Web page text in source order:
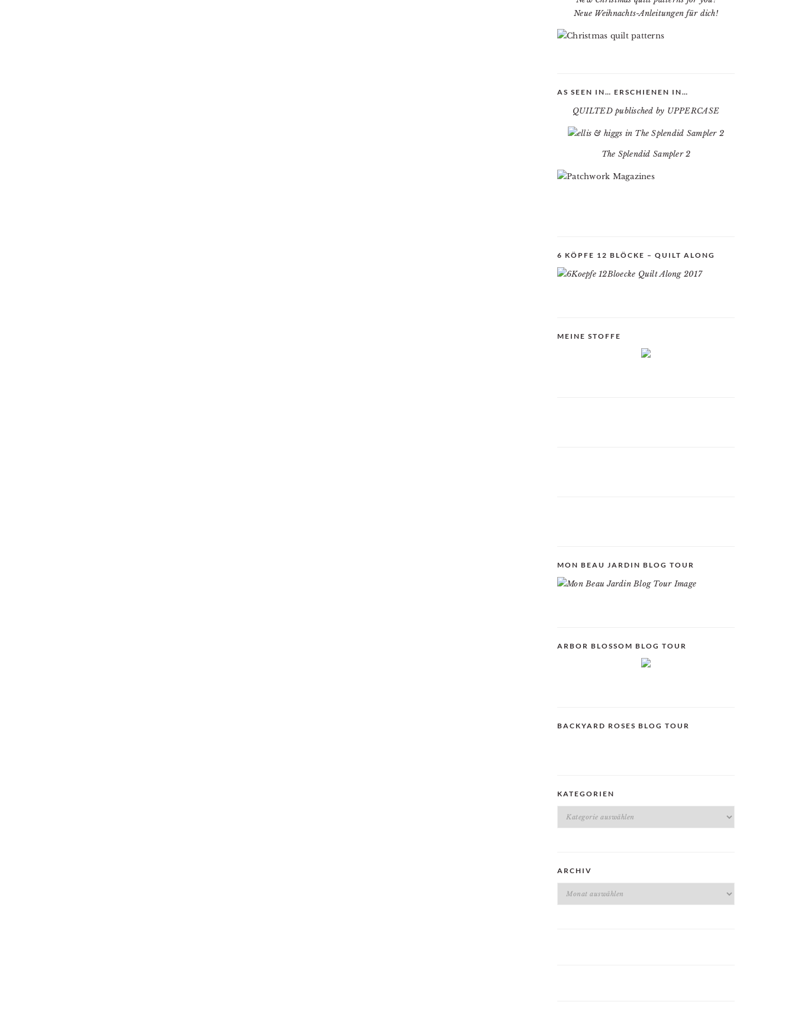
Neue Weihnachts-Anleitungen für dich!
AS SEEN IN… ERSCHIENEN IN…
QUILTED publisched by UPPERCASE
The Splendid Sampler 2
6 KÖPFE 12 BLÖCKE – QUILT ALONG
MEINE STOFFE
MON BEAU JARDIN BLOG TOUR
ARBOR BLOSSOM BLOG TOUR
BACKYARD ROSES BLOG TOUR
KATEGORIEN
Kategorien
ARCHIV
Archiv